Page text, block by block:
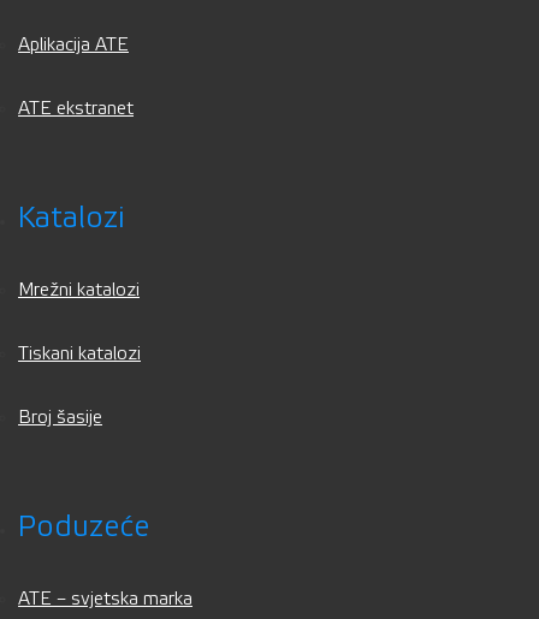
Aplikacija ATE
ATE ekstranet
Katalozi
Mrežni katalozi
Tiskani katalozi
Broj šasije
Poduzeće
ATE – svjetska marka